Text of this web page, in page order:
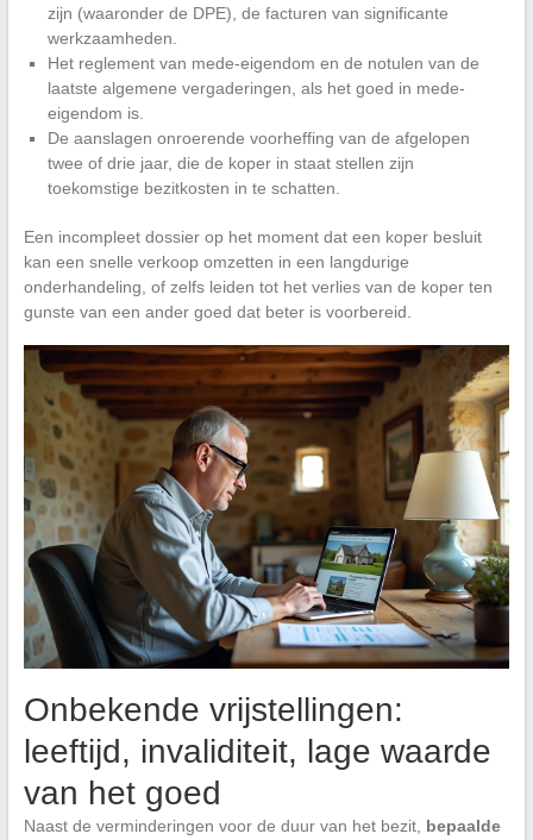
zijn (waaronder de DPE), de facturen van significante
werkzaamheden.
Het reglement van mede-eigendom en de notulen van de
laatste algemene vergaderingen, als het goed in mede-
eigendom is.
De aanslagen onroerende voorheffing van de afgelopen
twee of drie jaar, die de koper in staat stellen zijn
toekomstige bezitkosten in te schatten.
Een incompleet dossier op het moment dat een koper besluit
kan een snelle verkoop omzetten in een langdurige
onderhandeling, of zelfs leiden tot het verlies van de koper ten
gunste van een ander goed dat beter is voorbereid.
Onbekende vrijstellingen:
leeftijd, invaliditeit, lage waarde
van het goed
Naast de verminderingen voor de duur van het bezit, bepaalde